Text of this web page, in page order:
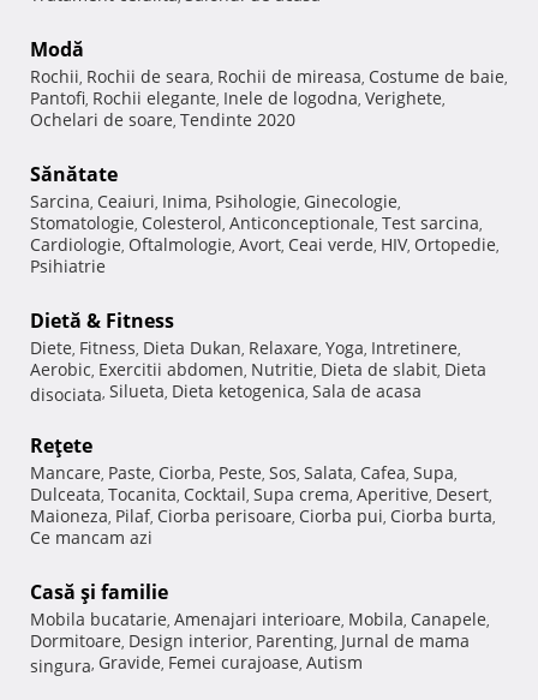
Modă
Rochii, Rochii de seara, Rochii de mireasa, Costume de baie,
Pantofi, Rochii elegante, Inele de logodna, Verighete,
Ochelari de soare, Tendinte 2020
Sănătate
Sarcina, Ceaiuri, Inima, Psihologie, Ginecologie,
Stomatologie, Colesterol, Anticonceptionale, Test sarcina,
Cardiologie, Oftalmologie, Avort, Ceai verde, HIV, Ortopedie,
Psihiatrie
Dietă & Fitness
Diete, Fitness, Dieta Dukan, Relaxare, Yoga, Intretinere,
Aerobic, Exercitii abdomen, Nutritie, Dieta de slabit, Dieta
disociata, Silueta, Dieta ketogenica, Sala de acasa
Reţete
Mancare, Paste, Ciorba, Peste, Sos, Salata, Cafea, Supa,
Dulceata, Tocanita, Cocktail, Supa crema, Aperitive, Desert,
Maioneza, Pilaf, Ciorba perisoare, Ciorba pui, Ciorba burta,
Ce mancam azi
Casă şi familie
Mobila bucatarie, Amenajari interioare, Mobila, Canapele,
Dormitoare, Design interior, Parenting, Jurnal de mama
singura, Gravide, Femei curajoase, Autism